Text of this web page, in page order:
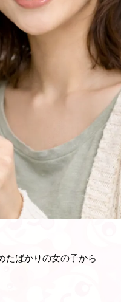
たばかりの女の子から